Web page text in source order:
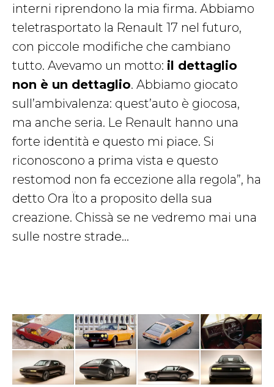
interni riprendono la mia firma. Abbiamo
teletrasportato la Renault 17 nel futuro,
con piccole modifiche che cambiano
tutto. Avevamo un motto: il dettaglio
non è un dettaglio. Abbiamo giocato
sull’ambivalenza: quest’auto è giocosa,
ma anche seria. Le Renault hanno una
forte identità e questo mi piace. Si
riconoscono a prima vista e questo
restomod non fa eccezione alla regola”, ha
detto Ora Ïto a proposito della sua
creazione. Chissà se ne vedremo mai una
sulle nostre strade…